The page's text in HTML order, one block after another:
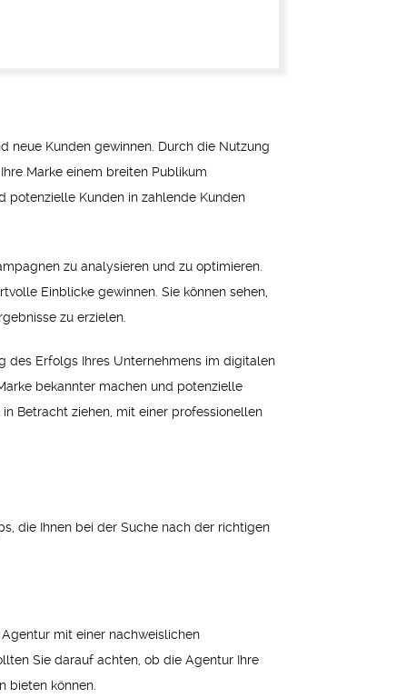
neue Kunden gewinnen. Durch die Nutzung
Marke einem breiten Publikum
potenzielle Kunden in zahlende Kunden
zu analysieren und zu optimieren.
Einblicke gewinnen. Sie können sehen,
zu erzielen.
des Erfolgs Ihres Unternehmens im digitalen
bekannter machen und potenzielle
Betracht ziehen, mit einer professionellen
die Ihnen bei der Suche nach der richtigen
mit einer nachweislichen
Sie darauf achten, ob die Agentur Ihre
bieten können.